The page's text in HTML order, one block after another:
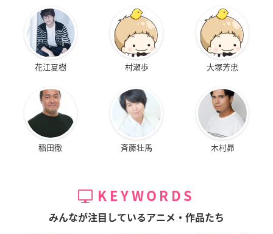
花江夏樹 村瀬歩 大塚芳忠
稲田徹 斉藤壮馬 木村昴
KEYWORDS
みんなが注目しているアニメ・作品たち